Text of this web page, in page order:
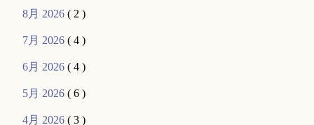
8月 2026( 2 )
7月 2026( 4 )
6月 2026( 4 )
5月 2026( 6 )
4月 2026( 3 )